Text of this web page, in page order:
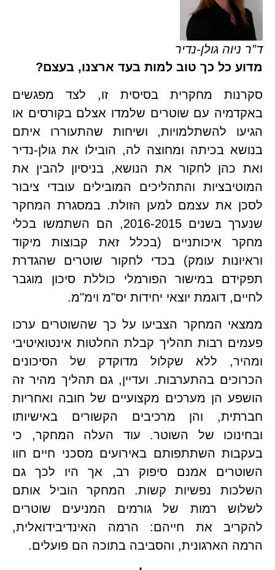
גולן-נדיר
כל כך טוב למות בעד ארצנו, בעצם?
סקרנות מחקרית בסיסית זו, לצד מפגשים
באקדמיה עם שוטרים שלמדו אצלם בקורסים או
בנושא בכיתה ומחוצה לה, הובילו את גולן-נדיר
ואת כהן לחקור את הנושא, בניסיון להבין את
לסכן את עצמם למען הזולת. במסגרת המחקר
שנערך בשנים 2016-2015, הם השתמשו בכלי
וראיונות עומק) בכדי לחקור שוטרים שהגדרת
תפקידם במישור הפורמלי כוללת סיכון מוגבר
דוגמת יוצאי יחידות יס"מ וימ"מ.
ממצאי המחקר הצביעו על כך שהשוטרים ערכו
פעמים רבות תהליך קבלת החלטות אינטואיטיבי
ומהיר, ללא שקלול מדוקדק של הסיכונים
הכרוכים בהתערבות. ועדיין, גם תהליך מהיר זה
הושפע הן מערכים מקצועיים של חובה ואחריות
חברתית, והן מרכיבים הקשורים באישיותו
ובחינוכו של השוטר. עוד העלה המחקר, כי
בעקבות השתתפותם באירועים מסכני חיים חוו
השוטרים אמנם סיפוק רב, אך היו לכך גם
לשלוש רמות של גורמים המניעים שוטרים
להקריב את חייהם: הרמה האינדיבידואלית,
הארגונית, והסביבה בתוכה הם פועלים.